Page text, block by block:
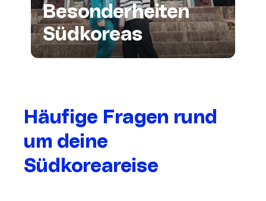
Besonderheiten
Südkoreas
Häufige Fragen rund
um deine
Südkoreareise